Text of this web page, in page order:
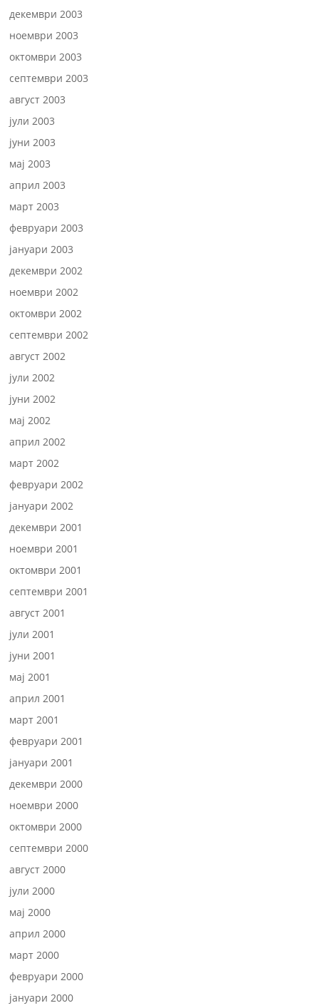
декември 2003
ноември 2003
октомври 2003
септември 2003
август 2003
јули 2003
јуни 2003
мај 2003
април 2003
март 2003
февруари 2003
јануари 2003
декември 2002
ноември 2002
октомври 2002
септември 2002
август 2002
јули 2002
јуни 2002
мај 2002
април 2002
март 2002
февруари 2002
јануари 2002
декември 2001
ноември 2001
октомври 2001
септември 2001
август 2001
јули 2001
јуни 2001
мај 2001
април 2001
март 2001
февруари 2001
јануари 2001
декември 2000
ноември 2000
октомври 2000
септември 2000
август 2000
јули 2000
мај 2000
април 2000
март 2000
февруари 2000
јануари 2000